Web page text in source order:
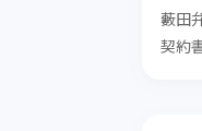
藪田
契約